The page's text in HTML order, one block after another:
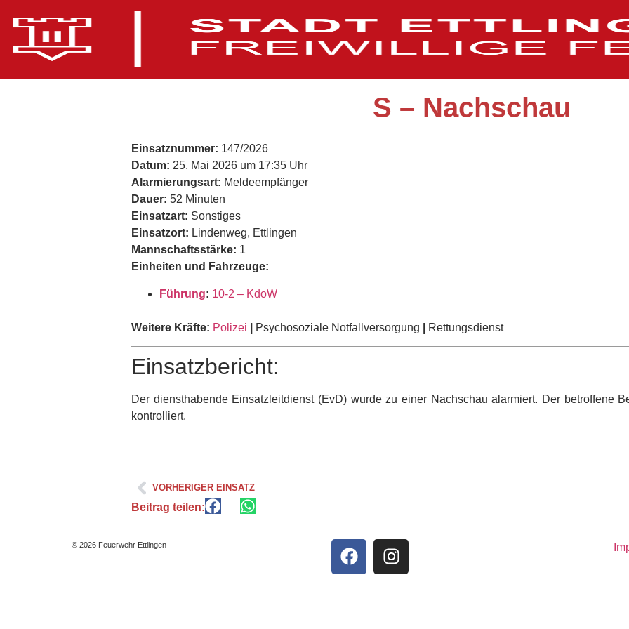
S – Nachschau
Einsatznummer: 147/2026
Datum: 25. Mai 2026 um 17:35 Uhr
Alarmierungsart: Meldeempfänger
Dauer: 52 Minuten
Einsatzart: Sonstiges
Einsatzort: Lindenweg, Ettlingen
Mannschaftsstärke: 1
Einheiten und Fahrzeuge:
Führung: 10-2 – KdoW
Weitere Kräfte: Polizei Psychosoziale Notfallversorgung Rettungsdienst
Einsatzbericht:
Der diensthabende Einsatzleitdienst (EvD) wurde zu einer Nachschau alarmiert. Der betroffene
kontrolliert.
VORHERIGER EINSATZ
Beitrag teilen:
© 2026 Feuerwehr Ettlingen